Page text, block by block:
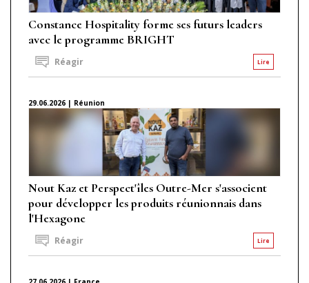
Constance Hospitality forme ses futurs leaders
avec le programme BRIGHT
Lire
Réagir
29.06.2026 | Réunion
Nout Kaz et Perspect'îles Outre-Mer s'associent
pour développer les produits réunionnais dans
l'Hexagone
Lire
Réagir